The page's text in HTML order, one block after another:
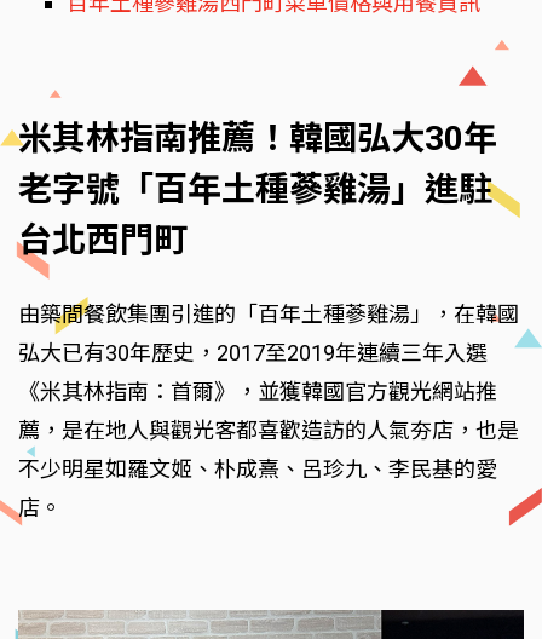
米其林指南推薦！韓國弘大30年
老字號「百年土種蔘雞湯」進駐
台北西門町
由築間餐飲集團引進的「百年土種蔘雞湯」，在韓國
弘大已有30年歷史，2017至2019年連續三年入選
《米其林指南：首爾》，並獲韓國官方觀光網站推
薦，是在地人與觀光客都喜歡造訪的人氣夯店，也是
不少明星如羅文姬、朴成熹、呂珍九、李民基的愛
店。